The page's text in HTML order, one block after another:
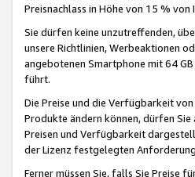
Preisnachlass in Höhe von 15 %
Sie dürfen keine unzutreffenden,
unsere Richtlinien, Werbeaktionen
angebotenen Smartphone mit 64
führt.
Die Preise und die Verfügbarkeit
Produkte ändern können, dürfen Sie
Preisen und Verfügbarkeit
der Lizenz festgelegten
Ferner müssen Sie, falls Sie Preise